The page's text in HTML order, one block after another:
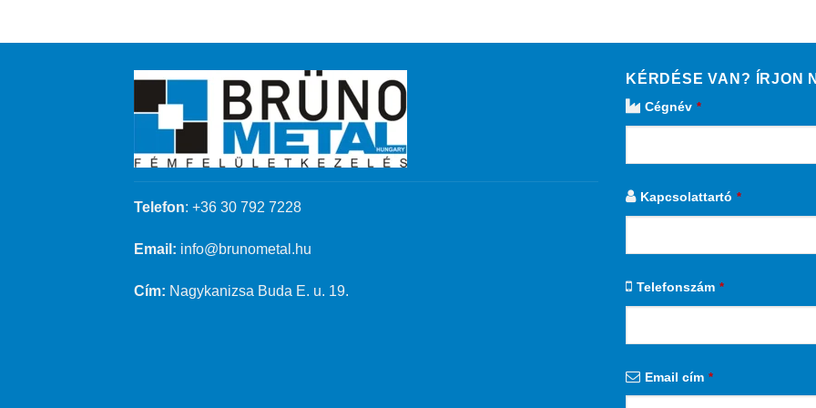
Telefon: +36 30 792 7228
Email: info@brunometal.hu
Cím: Nagykanizsa Buda E. u. 19.
KÉRDÉSE VAN? ÍRJON
Cégnév *
Kapcsolattartó *
Telefonszám *
Email cím *